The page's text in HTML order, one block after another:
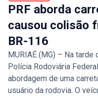
PRF aborda
causou colisão
BR-116
MURIAÉ (MG) – Na
Polícia Rodoviária
abordagem de uma
usuário da rodovia. O